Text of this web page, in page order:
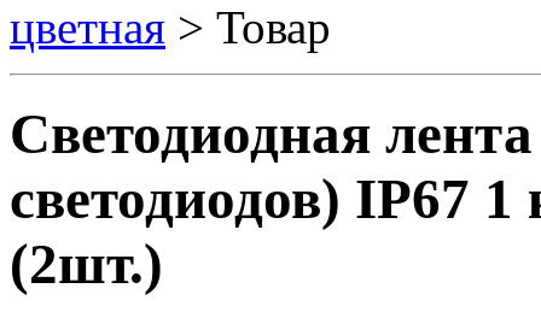
цветная > Товар
Светодиодная
светодиодов) IP67
(2шт.)